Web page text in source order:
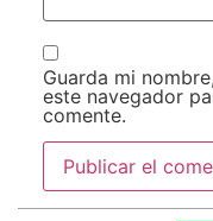
Guarda mi
este navegador
comente.